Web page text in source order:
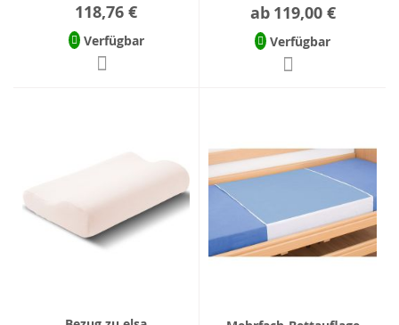
118,76 €
Verfügbar
ab 119,00 €
Verfügbar